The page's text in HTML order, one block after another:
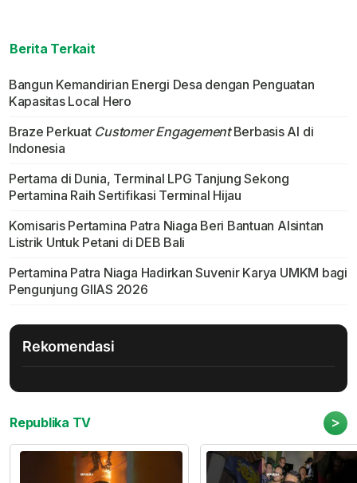
Berita Terkait
Bangun Kemandirian Energi Desa dengan Penguatan
Kapasitas Local Hero
Braze Perkuat Customer EngagementBerbasis AI di
Indonesia
Pertama di Dunia, Terminal LPG Tanjung Sekong
Pertamina Raih Sertifikasi Terminal Hijau
Komisaris Pertamina Patra Niaga Beri Bantuan Alsintan
Listrik Untuk Petani di DEB Bali
Pertamina Patra Niaga Hadirkan Suvenir Karya UMKM bagi
Pengunjung GIIAS 2026
Rekomendasi
Republika TV >